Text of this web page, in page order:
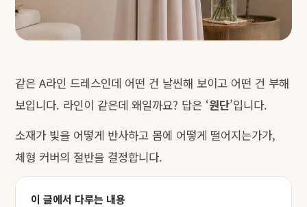
같은 A라인 드레스인데 어떤 건 날씬해 보이고 어떤 건 부해
보입니다. 라인이 같은데 왜일까요? 답은 ‘원단’입니다.
소재가 빛을 어떻게 반사하고 몸에 어떻게 떨어지는가가,
체형 커버의 절반을 결정합니다.
이 글에서 다루는 내용